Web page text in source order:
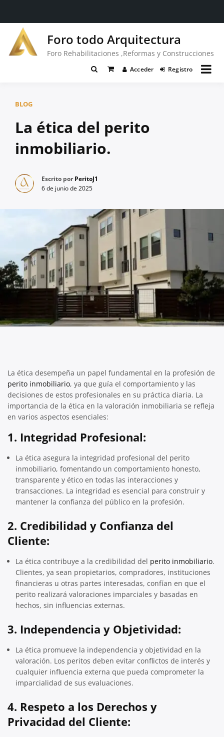
contenido
Foro todo Arquitectura
Foro Rehabilitaciones ,Reformas y Construcciones
Acceder Registro
BLOG
La ética del perito
inmobiliario.
Escrito porPeritoJ1
6 de junio de 2025
La ética desempeña un papel fundamental en la profesión de
perito inmobiliario, ya que guía el comportamiento y las
decisiones de estos profesionales en su práctica diaria. La
importancia de la ética en la valoración inmobiliaria se refleja
en varios aspectos esenciales:
1. Integridad Profesional:
La ética asegura la integridad profesional del perito
inmobiliario, fomentando un comportamiento honesto,
transparente y ético en todas las interacciones y
transacciones. La integridad es esencial para construir y
mantener la confianza del público en la profesión.
2. Credibilidad y Confianza del
Cliente:
La ética contribuye a la credibilidad del perito inmobiliario.
Clientes, ya sean propietarios, compradores, instituciones
financieras u otras partes interesadas, confían en que el
perito realizará valoraciones imparciales y basadas en
hechos, sin influencias externas.
3. Independencia y Objetividad:
La ética promueve la independencia y objetividad en la
valoración. Los peritos deben evitar conflictos de interés y
cualquier influencia externa que pueda comprometer la
imparcialidad de sus evaluaciones.
4. Respeto a los Derechos y
Privacidad del Cliente: